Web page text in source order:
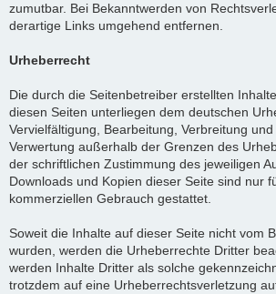
zumutbar. Bei Bekanntwerden von
derartige Links umgehend entfernen.
Urheberrecht
Die durch die Seitenbetreiber erstellten
diesen Seiten unterliegen dem deutschen
Vervielfältigung, Bearbeitung, Verbreitung
Verwertung außerhalb der Grenzen des
der schriftlichen Zustimmung des jeweiligen
Downloads und Kopien dieser Seite sind nur
kommerziellen Gebrauch gestattet.
Soweit die Inhalte auf dieser Seite nicht vom
wurden, werden die Urheberrechte Dritter
werden Inhalte Dritter als solche
trotzdem auf eine Urheberrechtsverletzung